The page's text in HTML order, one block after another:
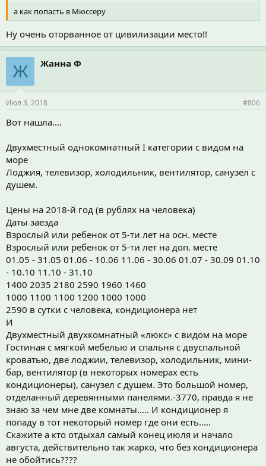
а как попасть в Мюссеру
Ну очень оторванное от цивилизации место!!
Ж Жанна Ф
Июл 3, 2018 #806
Вот нашла....
Двухместный однокомнатный I категории с видом на
море
Лоджия, телевизор, холодильник, вентилятор, санузел с
душем.
Цены на 2018-й год (в рублях на человека)
Даты заезда
Взрослый или ребенок от 5-ти лет на осн. месте
Взрослый или ребенок от 5-ти лет на доп. месте
01.05 - 31.05 01.06 - 10.06 11.06 - 30.06 01.07 - 30.09 01.10
- 10.10 11.10 - 31.10
1400 2035 2180 2590 1960 1460
1000 1100 1100 1200 1000 1000
2590 в сутки с человека, кондиционера нет
И
Двухместный двухкомнатный «люкс» с видом на море
Гостиная с мягкой мебелью и спальня с двуспальной
кроватью, две лоджии, телевизор, холодильник, мини-
бар, вентилятор (в некоторых номерах есть
кондиционеры), санузел с душем. Это большой номер,
отделанный деревянными панелями.-3770, правда я не
знаю за чем мне две комнаты..... И кондиционер я
попаду в тот некоторый номер где они есть.....
Скажите а кто отдыхал самый конец июля и начало
августа, действительно так жарко, что без кондиционера
не обойтись????